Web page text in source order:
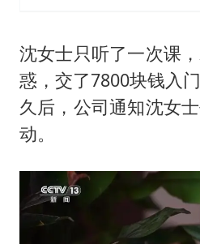
沈女士只听了一次课
惑，交了7800块钱入
久后，公司通知沈女
动。